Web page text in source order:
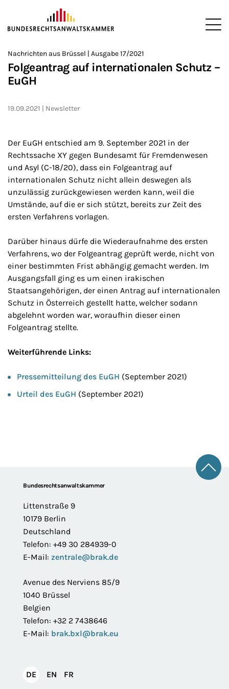
ZUM HAUPTINHALT SPRINGEN
Sie befinden sich hier:
>
Startseite
>
Newsroom
>
Newsletter
>
Nachrichten aus Brüssel
Nachrichten aus Brüssel | Ausgabe 17/2021
Folgeantrag auf internationalen Schutz –
EuGH
19.09.2021 Newsletter
Der EuGH entschied am 9. September 2021 in der
Rechtssache XY gegen Bundesamt für Fremdenwesen
und Asyl (C-18/20), dass ein Folgeantrag auf
internationalen Schutz nicht allein deswegen als
unzulässig zurückgewiesen werden kann, weil die
Umstände, auf die er sich stützt, bereits zur Zeit des
ersten Verfahrens vorlagen.
Darüber hinaus dürfe die Wiederaufnahme des ersten
Verfahrens, wo der Folgeantrag geprüft werde, nicht von
einer bestimmten Frist abhängig gemacht werden. Im
Ausgangsfall ging es um einen irakischen
Staatsangehörigen, der einen Antrag auf internationalen
Schutz in Österreich gestellt hatte, welcher sodann
abgelehnt worden war, woraufhin dieser einen
Folgeantrag stellte.
Weiterführende Links:
Pressemitteilung des EuGH (September 2021)
Urteil des EuGH (September 2021)
FooterBundesrechtsanwaltskammer
Littenstraße 9
10179 Berlin
Deutschland
Telefon: +49 30 284939-0
E-Mail: zentrale@brak.de
Avenue des Nerviens 85/9
1040 Brüssel
Belgien
Telefon: +32 2 7438646
E-Mail: brak.bxl@brak.eu
DEDeutsch
EN English
FR